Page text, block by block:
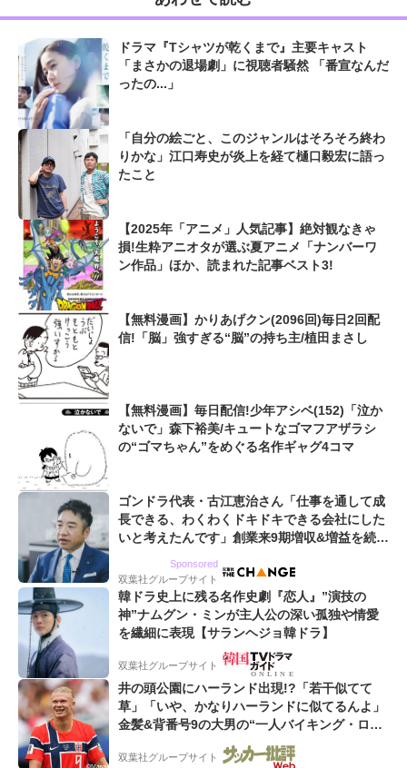
ドラマ『Tシャツが乾くまで』主要キャスト
「まさかの退場劇」に視聴者騒然 「番宣なんだ
ったの...」
「自分の絵ごと、このジャンルはそろそろ終わ
りかな」江口寿史が炎上を経て樋口毅宏に語っ
たこと
【2025年「アニメ」人気記事】絶対観なきゃ
損!生粋アニオタが選ぶ夏アニメ「ナンバーワ
ン作品」ほか、読まれた記事ベスト3!
【無料漫画】かりあげクン(2096回)毎日2回配
信!「脳」強すぎる“脳”の持ち主/植田まさし
【無料漫画】毎日配信!少年アシベ(152)「泣か
ないで」森下裕美/キュートなゴマフアザラシ
の“ゴマちゃん”をめぐる名作ギャグ4コマ
ゴンドラ代表・古江恵治さん「仕事を通して成
長できる、わくわくドキドキできる会社にした
いと考えたんです」創業来9期増収&増益を続け
Sponsored
双葉社グループサイト
韓ドラ史上に残る名作史劇『恋人』”演技の
神”ナムグン・ミンが主人公の深い孤独や情愛
を繊細に表現【サランヘジョ韓ドラ】
双葉社グループサイト
井の頭公園にハーランド出現!?「若干似てて
草」「いや、かなりハーランドに似てるんよ」
金髪&背番号9の大男の“一人バイキング・ロ
ー”映像が話題!「元気をもらった」
双葉社グループサイト